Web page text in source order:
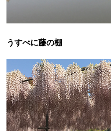
うすべに藤の棚